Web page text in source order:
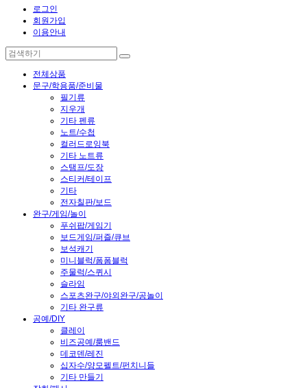
로그인
회원가입
이용안내
전체상품
문구/학용품/준비물
필기류
지우개
기타 펜류
노트/수첩
컬러드로잉북
기타 노트류
스탬프/도장
스티커/테이프
기타
전자칠판/보드
완구/게임/놀이
푸쉬팝/게임기
보드게임/퍼즐/큐브
보석캐기
미니블럭/폼폼블럭
주물럭/스퀴시
슬라임
스포츠완구/야외완구/공놀이
기타 완구류
공예/DIY
클레이
비즈공예/룸밴드
데코덴/레진
십자수/양모펠트/펀치니들
기타 만들기